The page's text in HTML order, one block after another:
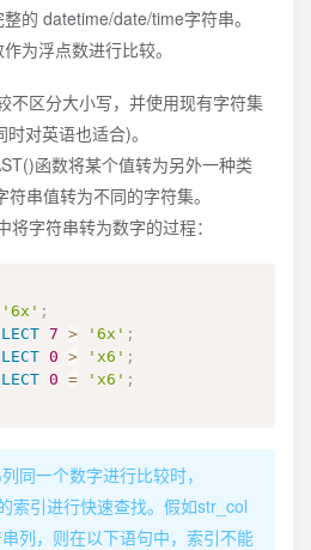
的 datetime/date/time字符串。
为浮点数进行比较。
不区分大小写，并使用现有字符集
对英语也适合)。
函数将某个值转为另外一种类
串值转为不同的字符集。
字符串转为数字的过程：
'6x' ;
7 > '6x' ;
0 > 'x6' ;
0 = 'x6' ;
同一个数字进行比较时，
索引进行快速查找。假如str_col
列，则在以下语句中，索引不能